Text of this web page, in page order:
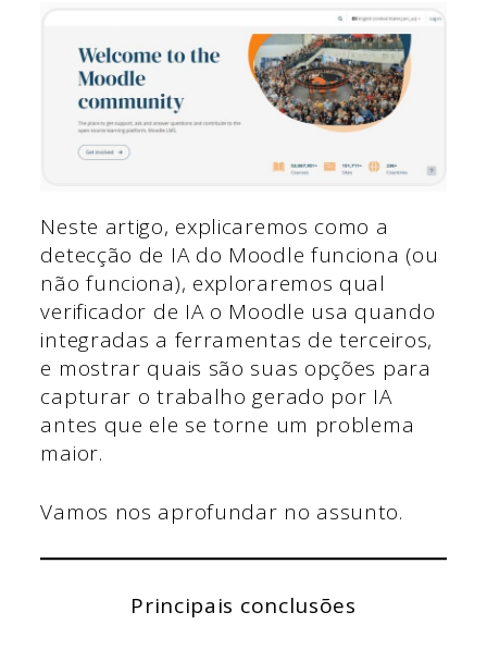
Neste artigo, explicaremos como a
detecção de IA do Moodle funciona (ou
não funciona), exploraremos qual
verificador de IA o Moodle usa quando
integradas a ferramentas de terceiros,
e mostrar quais são suas opções para
capturar o trabalho gerado por IA
antes que ele se torne um problema
maior.
Vamos nos aprofundar no assunto.
Principais conclusões